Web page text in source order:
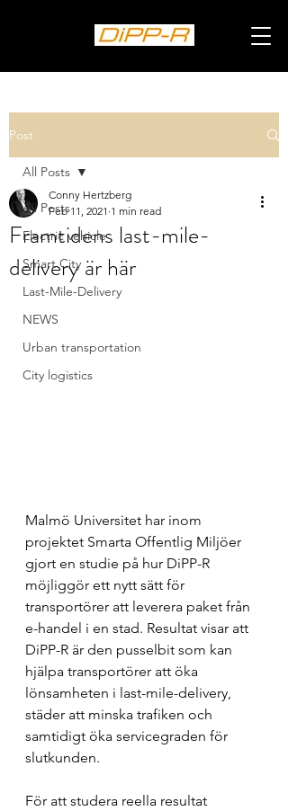
Post
All Posts
Electric vehicle
Smart City
Last-Mile-Delivery
NEWS
Urban transportation
City logistics
All Posts
Framtidens last-mile-
delivery är här
Conny Hertzberg
Feb 11, 2021 1 min read
Malmö Universitet har inom
projektet Smarta Offentlig Miljöer
gjort en studie på hur DiPP-R
möjliggör ett nytt sätt för
transportörer att leverera paket från
e-handel i en stad. Resultat visar att
DiPP-R är den pusselbit som kan
hjälpa transportörer att öka
lönsamheten i last-mile-delivery,
städer att minska trafiken och
samtidigt öka servicegraden för
slutkunden.
För att studera reella resultat